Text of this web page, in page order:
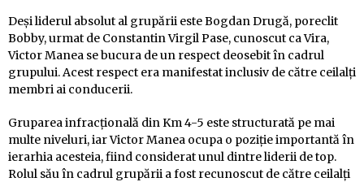
Deși liderul absolut al grupării este Bogdan Drugă, poreclit
Bobby, urmat de Constantin Virgil Pase, cunoscut ca Vira,
Victor Manea se bucura de un respect deosebit în cadrul
grupului. Acest respect era manifestat inclusiv de către ceilalți
membri ai conducerii.
Gruparea infracțională din Km 4-5 este structurată pe mai
multe niveluri, iar Victor Manea ocupa o poziție importantă în
ierarhia acesteia, fiind considerat unul dintre liderii de top.
Rolul său în cadrul grupării a fost recunoscut de către ceilalți